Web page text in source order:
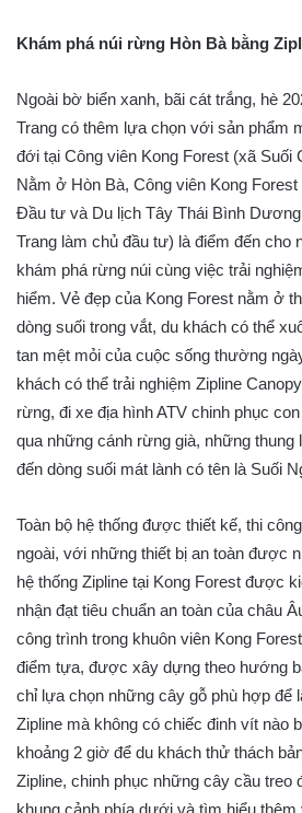
Khám phá núi rừng Hòn Bà bằng
Ngoài bờ biển xanh, bãi cát trắng, hè
Trang có thêm lựa chọn với sản phẩm
đới tại Công viên Kong Forest (xã Suối
Nằm ở Hòn Bà, Công viên Kong
Đầu tư và Du lịch Tây Thái Bình
Trang làm chủ đầu tư) là điểm đến cho
khám phá rừng núi cùng việc trải
hiểm. Vẻ đẹp của Kong Forest nằm ở
dòng suối trong vắt, du khách có thể
tan mệt mỏi của cuộc sống thường
khách có thể trải nghiệm Zipline
rừng, đi xe địa hình ATV chinh phục
qua những cánh rừng già, những
đến dòng suối mát lành có tên là Suối
Toàn bộ hệ thống được thiết kế, thi
ngoài, với những thiết bị an toàn được
hệ thống Zipline tại Kong Forest được
nhận đạt tiêu chuẩn an toàn của châu
công trình trong khuôn viên Kong
điểm tựa, được xây dựng theo hướng
chỉ lựa chọn những cây gỗ phù hợp để
Zipline mà không có chiếc đinh vít nào
khoảng 2 giờ để du khách thử thách
Zipline, chinh phục những cây cầu treo
khung cảnh phía dưới và tìm hiểu thêm